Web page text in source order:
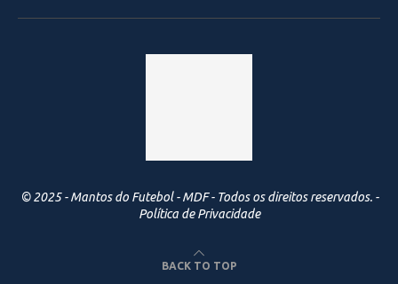
© 2025 - Mantos do Futebol - MDF - Todos os direitos reservados. -
Política de Privacidade
BACK TO TOP